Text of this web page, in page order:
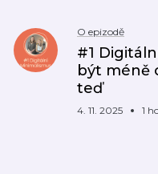
O epizodě
#1
být méně
teď
4. 11. 2025 1